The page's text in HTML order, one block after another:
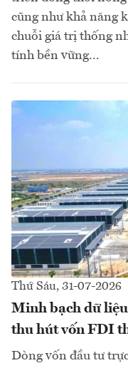
cũng như khả năng
chuỗi giá trị thống
tính bền vững...
Thứ Sáu, 31-07-2026
Minh bạch dữ
thu hút vốn FDI
Dòng vốn đầu tư